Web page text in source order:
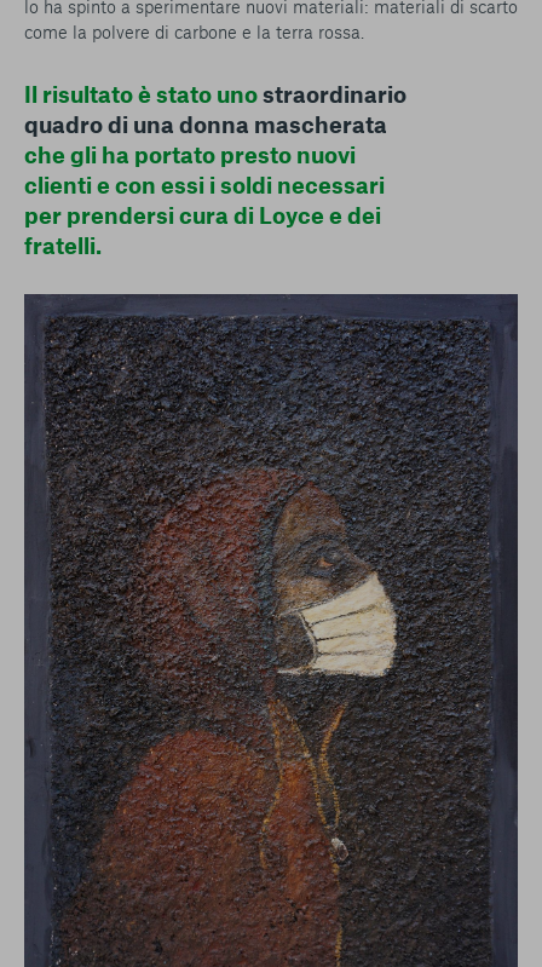
lo ha spinto a sperimentare nuovi materiali: materiali di scarto
come la polvere di carbone e la terra rossa.
Il risultato è stato unostraordinario
quadro di una donna mascherata
che gli ha portato presto nuovi
clienti e con essi i soldi necessari
per prendersi cura di Loyce e dei
fratelli.